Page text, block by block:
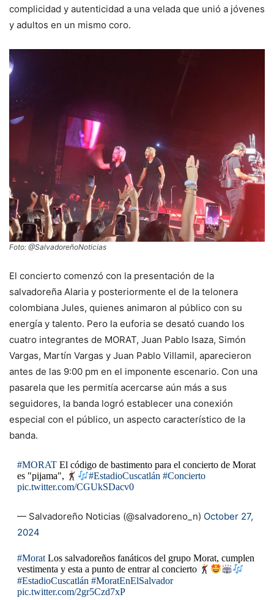
complicidad y autenticidad a una velada que unió a jóvenes
y adultos en un mismo coro.
Foto: @SalvadoreñoNoticias
El concierto comenzó con la presentación de la
salvadoreña Alaria y posteriormente el de la telonera
colombiana Jules, quienes animaron al público con su
energía y talento. Pero la euforia se desató cuando los
cuatro integrantes de MORAT, Juan Pablo Isaza, Simón
Vargas, Martín Vargas y Juan Pablo Villamil, aparecieron
antes de las 9:00 pm en el imponente escenario. Con una
pasarela que les permitía acercarse aún más a sus
seguidores, la banda logró establecer una conexión
especial con el público, un aspecto característico de la
banda.
#MORATEl código de bastimento para el concierto de Morat
es "pijama",
#EstadioCuscatlán #Concierto
pic.twitter.com/CGUkSDacv0
— Salvadoreño Noticias (@salvadoreno_n) October 27,
2024
#MoratLos salvadoreños fanáticos del grupo Morat, cumplen
vestimenta y esta a punto de entrar al concierto
#EstadioCuscatlán #MoratEnElSalvador
pic.twitter.com/2gr5Czd7xP